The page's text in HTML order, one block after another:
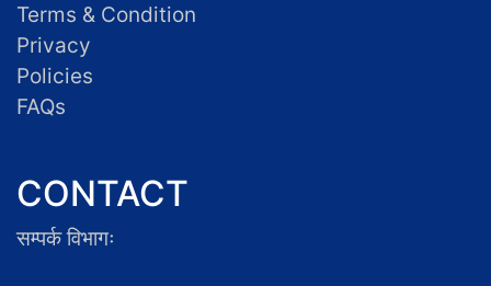
Terms & Condition
Privacy
Policies
FAQs
CONTACT
सम्पर्क विभागः